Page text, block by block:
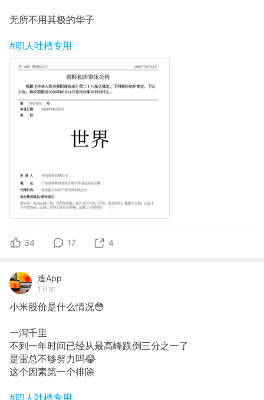
无所不用其极的华子
#职人吐槽专用
34 17 4
造App
1月前
小米股价是什么情况😳
一泻千里
不到一年时间已经从最高峰跌倒三分之一了
是雷总不够努力吗😂
这个因素第一个排除